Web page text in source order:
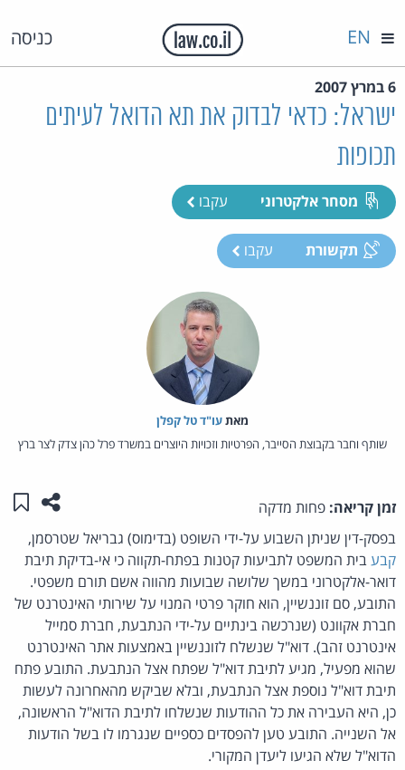
כניסה EN
6 במרץ 2007
ישראל: כדאי לבדוק את תא הדואל לעיתים
תכופות
מסחר אלקטרוני עקבו
תקשורת עקבו
מאת‏עו"ד טל קפלן
שותף וחבר בקבוצת הסייבר, הפרטיות וזכויות היוצרים במשרד פרל כהן צדק לצר ברץ
זמן קריאה: פחות מדקה שתפו
בפסק-דין שניתן השבוע על-ידי השופט (בדימוס) גבריאל שטרסמן,
קבעבית המשפט לתביעות קטנות בפתח-תקווה כי אי-בדיקת תיבת
דואר-אלקטרוני במשך שלושה שבועות מהווה אשם תורם משפטי.
התובע, סם זוננשיין, הוא חוקר פרטי המנוי על שירותי האינטרנט של
חברת אקוונט (שנרכשה בינתיים על-ידי הנתבעת, חברת סמייל
אינטרנט זהב). דוא"ל שנשלח לזוננשיין באמצעות אתר האינטרנט
שהוא מפעיל, מגיע לתיבת דוא"ל שפתח אצל הנתבעת. התובע פתח
תיבת דוא"ל נוספת אצל הנתבעת, ובלא שביקש מהאחרונה לעשות
כן, היא העבירה את כל ההודעות שנשלחו לתיבת הדוא"ל הראשונה,
אל השנייה. התובע טען להפסדים כספיים שנגרמו לו בשל הודעות
הדוא"ל שלא הגיעו ליעדן המקורי.